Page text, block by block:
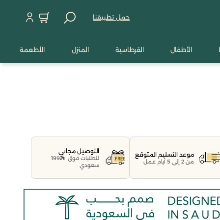
حمل تطبيقنا
الأطفال القرطاسية المنزل الأطعمة
موعد التسليم المتوقع
من 2 إلى 5 أيام عمل
التوصيل مجاني
للطلبات فوق
199
سعودي